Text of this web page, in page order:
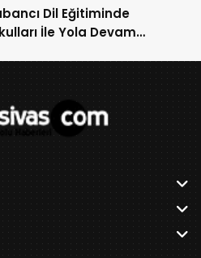
Dil Eğitiminde
İle Yola Devam